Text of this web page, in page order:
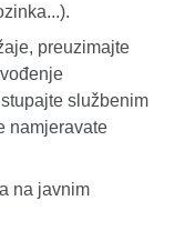
preuzimajte
službenim
namjeravate
na javnim